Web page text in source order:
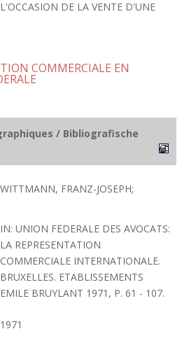
DE LA VENTE D'UNE
COMMERCIALE EN
/ Bibliografische
WITTMANN, FRANZ-JOSEPH;
IN: UNION FEDERALE DES AVOCATS:
LA REPRESENTATION
COMMERCIALE INTERNATIONALE.
BRUXELLES. ETABLISSEMENTS
EMILE BRUYLANT 1971, P. 61 - 107.
1971